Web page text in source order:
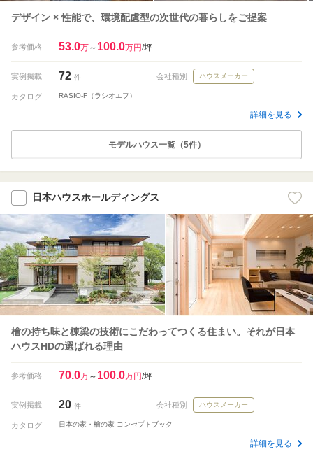
デザイン × 性能で、環境配慮型の次世代の暮らしをご提案
参考価格 53.0万～ 100.0万円/坪
実例掲載 72 件 会社種別 ハウスメーカー
カタログ RASIO-F（ラシオエフ）
詳細を見る
モデルハウス一覧（5件）
日本ハウスホールディングス
檜の持ち味と棟梁の技術にこだわってつくる住まい。それが日本
ハウスHDの選ばれる理由
参考価格 70.0万～ 100.0万円/坪
実例掲載 20 件 会社種別 ハウスメーカー
カタログ 日本の家・檜の家 コンセプトブック
詳細を見る